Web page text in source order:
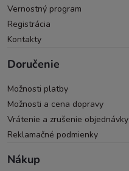
Vernostný program
Registrácia
Kontakty
Doručenie
Možnosti platby
Možnosti a cena dopravy
Vrátenie a zrušenie objednávky
Reklamačné podmienky
Nákup